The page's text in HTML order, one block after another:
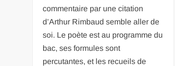
commentaire par une citation
d’Arthur Rimbaud semble aller de
soi. Le poète est au programme du
bac, ses formules sont
percutantes, et les recueils de